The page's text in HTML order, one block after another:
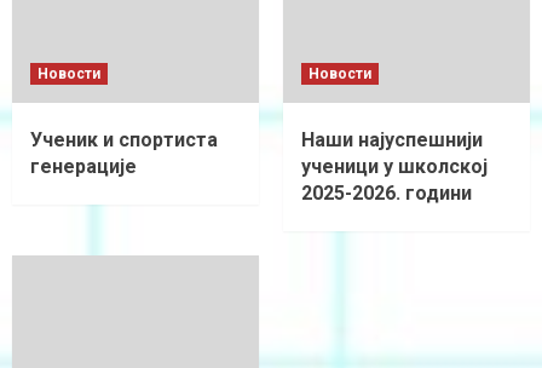
Новости
Ученик и спортиста
генерације
Новости
Наши најуспешнији
ученици у школској
2025-2026. години